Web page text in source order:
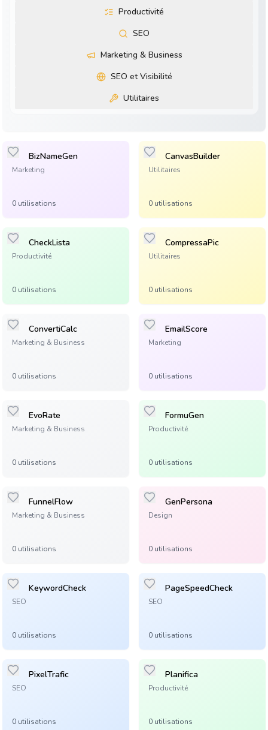
Productivité
SEO
Marketing & Business
SEO et Visibilité
Utilitaires
BizNameGen
Marketing
0 utilisations
CanvasBuilder
Utilitaires
0 utilisations
CheckLista
Productivité
0 utilisations
CompressaPic
Utilitaires
0 utilisations
ConvertiCalc
Marketing & Business
0 utilisations
EmailScore
Marketing
0 utilisations
EvoRate
Marketing & Business
0 utilisations
FormuGen
Productivité
0 utilisations
FunnelFlow
Marketing & Business
0 utilisations
GenPersona
Design
0 utilisations
KeywordCheck
SEO
0 utilisations
PageSpeedCheck
SEO
0 utilisations
PixelTrafic
SEO
0 utilisations
Planifica
Productivité
0 utilisations